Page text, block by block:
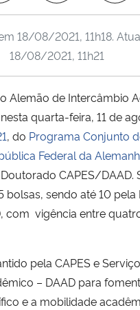
Inovações e
Regional
e dos Direitos Humanos
18/08/2021, 11h18.
18/08/2021, 11h21
Alemão de Intercâmbio
quarta-feira, 11 de
, do Programa Conjunto
Federal da
CAPES/DAAD.
bolsas, sendo até 10 pela
com vigência entre
pela CAPES e
– DAAD para
e a mobilidade